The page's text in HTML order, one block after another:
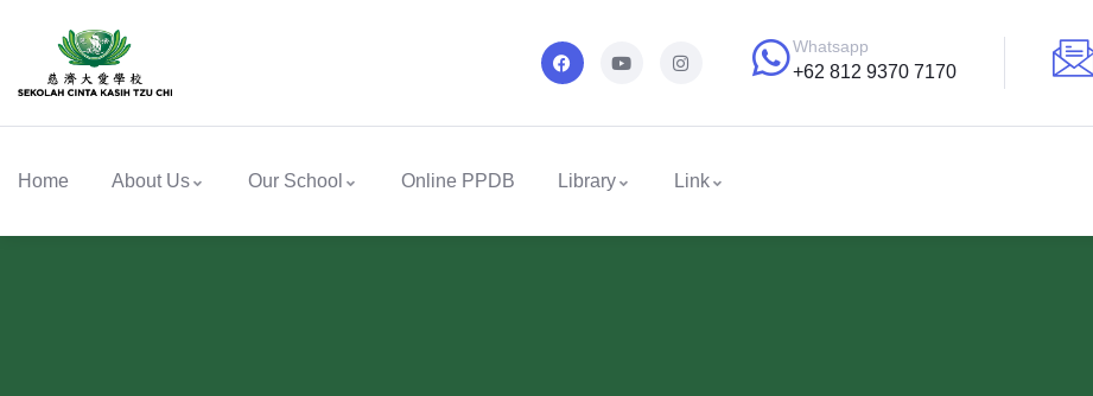
Whatsapp
+62 812 9370 7170
Home About Us Our School Online PPDB Library Link